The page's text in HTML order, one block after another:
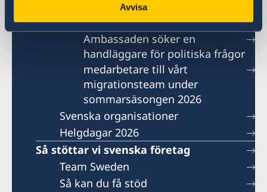
Avvisa
Lediga tjänster
Ambassaden söker en
handläggare för politiska frågor
medarbetare till vårt
migrationsteam under
sommarsäsongen 2026
Svenska organisationer
Helgdagar 2026
Så stöttar vi svenska företag
Team Sweden
Så kan du få stöd